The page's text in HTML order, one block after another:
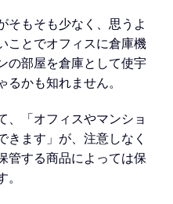
そもそも少なく、思うよ
ことでオフィスに倉庫機
の部屋を倉庫として使宇
かも知れません。
、「オフィスやマンショ
きます」が、注意しなく
管する商品によっては保